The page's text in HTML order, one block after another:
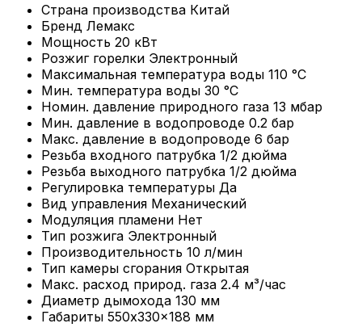
Страна производства Китай
Бренд Лемакс
Мощность 20 кВт
Розжиг горелки Электронный
Максимальная температура воды 110 °С
Мин. температура воды 30 °С
Номин. давление природного газа 13 мбар
Мин. давление в водопроводе 0.2 бар
Макс. давление в водопроводе 6 бар
Резьба входного патрубка 1/2 дюйма
Резьба выходного патрубка 1/2 дюйма
Регулировка температуры Да
Вид управления Механический
Модуляция пламени Нет
Тип розжига Электронный
Производительность 10 л/мин
Тип камеры сгорания Открытая
Макс. расход природ. газа 2.4 м³/час
Диаметр дымохода 130 мм
Габариты 550x330x188 мм